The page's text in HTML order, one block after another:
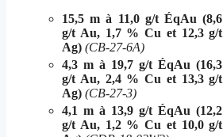
15,5 m à 11,0 g/t ÉqAu (8,6
g/t Au, 1,7 % Cu et 12,3 g/t
Ag) (CB-27-6A)
4,3 m à 19,7 g/t ÉqAu (16,3
g/t Au, 2,4 % Cu et 13,3 g/t
Ag) (CB-27-3)
4,1 m à 13,9 g/t ÉqAu (12,2
g/t Au, 1,2 % Cu et 10,0 g/t